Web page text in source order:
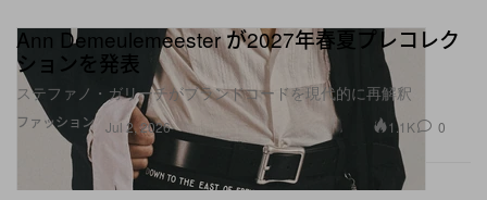
ファッション
Ann Demeulemeester が2027年春夏プレコレク
ションを発表
ステファノ・ガリーチがブランドコードを現代的に再解釈
Jul 2, 2026 1.1K 0